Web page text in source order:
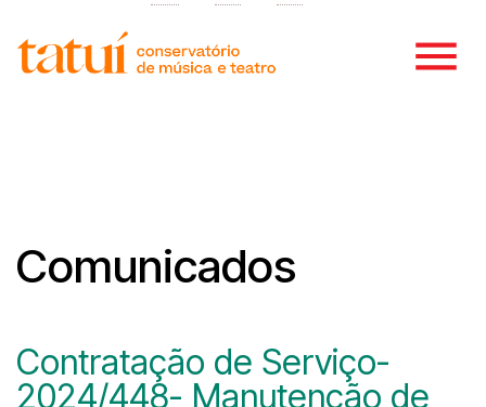
Comunicados
Contratação de Serviço-
2024/448- Manutenção de